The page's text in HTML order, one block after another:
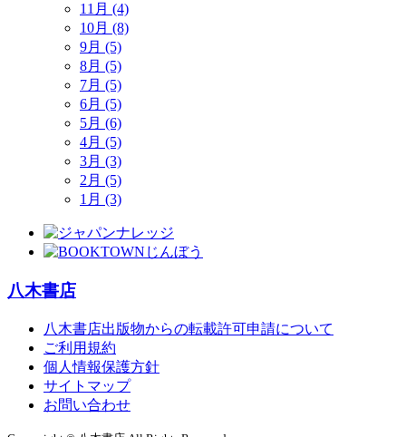
11月 (4)
10月 (8)
9月 (5)
8月 (5)
7月 (5)
6月 (5)
5月 (6)
4月 (5)
3月 (3)
2月 (5)
1月 (3)
八木書店
八木書店出版物からの転載許可申請について
ご利用規約
個人情報保護方針
サイトマップ
お問い合わせ